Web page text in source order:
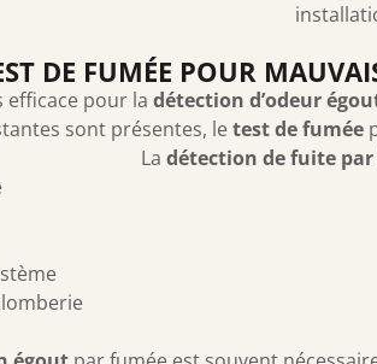
DE FUMÉE POUR
pour la détection d’odeur
sont présentes, letest de fumée
La détection de fuite